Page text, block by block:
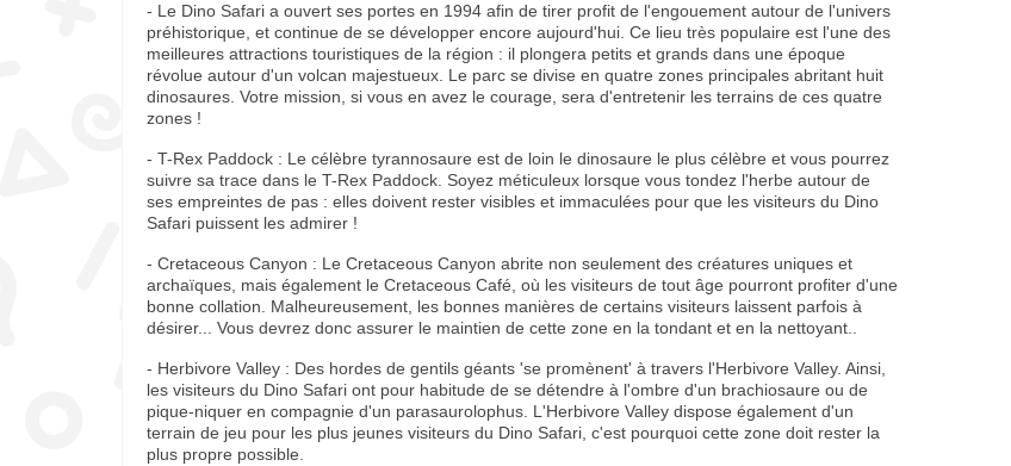
- Le Dino Safari a ouvert ses portes en 1994 afin de tirer profit de l'engouement autour de l'univers
préhistorique, et continue de se développer encore aujourd'hui. Ce lieu très populaire est l'une des
meilleures attractions touristiques de la région : il plongera petits et grands dans une époque
révolue autour d'un volcan majestueux. Le parc se divise en quatre zones principales abritant huit
dinosaures. Votre mission, si vous en avez le courage, sera d'entretenir les terrains de ces quatre
zones !
- T-Rex Paddock : Le célèbre tyrannosaure est de loin le dinosaure le plus célèbre et vous pourrez
suivre sa trace dans le T-Rex Paddock. Soyez méticuleux lorsque vous tondez l'herbe autour de
ses empreintes de pas : elles doivent rester visibles et immaculées pour que les visiteurs du Dino
Safari puissent les admirer !
- Cretaceous Canyon : Le Cretaceous Canyon abrite non seulement des créatures uniques et
archaïques, mais également le Cretaceous Café, où les visiteurs de tout âge pourront profiter d'une
bonne collation. Malheureusement, les bonnes manières de certains visiteurs laissent parfois à
désirer... Vous devrez donc assurer le maintien de cette zone en la tondant et en la nettoyant..
- Herbivore Valley : Des hordes de gentils géants 'se promènent' à travers l'Herbivore Valley. Ainsi,
les visiteurs du Dino Safari ont pour habitude de se détendre à l'ombre d'un brachiosaure ou de
pique-niquer en compagnie d'un parasaurolophus. L'Herbivore Valley dispose également d'un
terrain de jeu pour les plus jeunes visiteurs du Dino Safari, c'est pourquoi cette zone doit rester la
plus propre possible.